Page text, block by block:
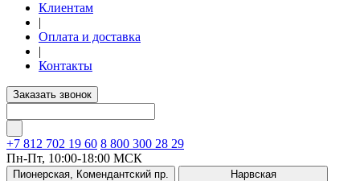
Клиентам
|
Оплата и доставка
|
Контакты
Заказать звонок
+7 812 702 19 60 8 800 300 28 29
Пн-Пт, 10:00-18:00 МСК
Пионерская, Комендантский пр.
Нарвская